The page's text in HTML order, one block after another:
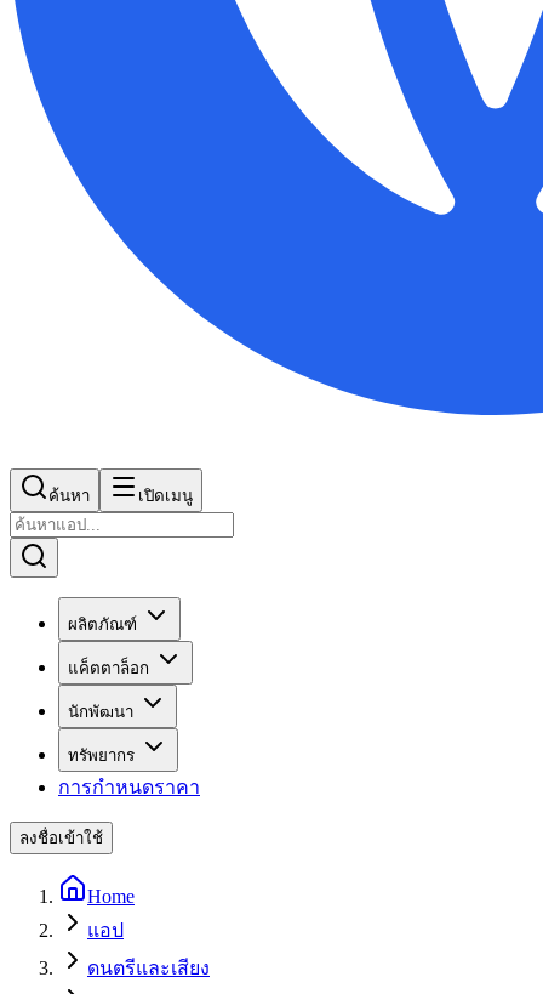
ค้นหา เปิดเมนู
ผลิตภัณฑ์
แค็ตตาล็อก
นักพัฒนา
ทรัพยากร
การกำหนดราคา
ลงชื่อเข้าใช้
Home
แอป
ดนตรีและเสียง